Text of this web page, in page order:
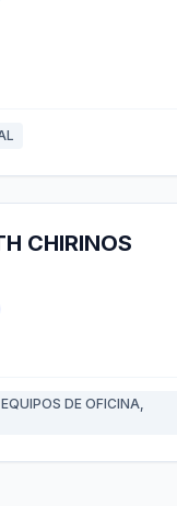
CHIRINOS
DE OFICINA,